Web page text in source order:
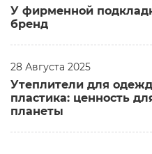
У фирменной
бренд
28 Августа 2025
Утеплители для
пластика: ценность
планеты